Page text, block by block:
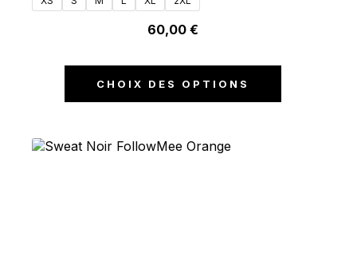
60,00€
CHOIX DES OPTIONS